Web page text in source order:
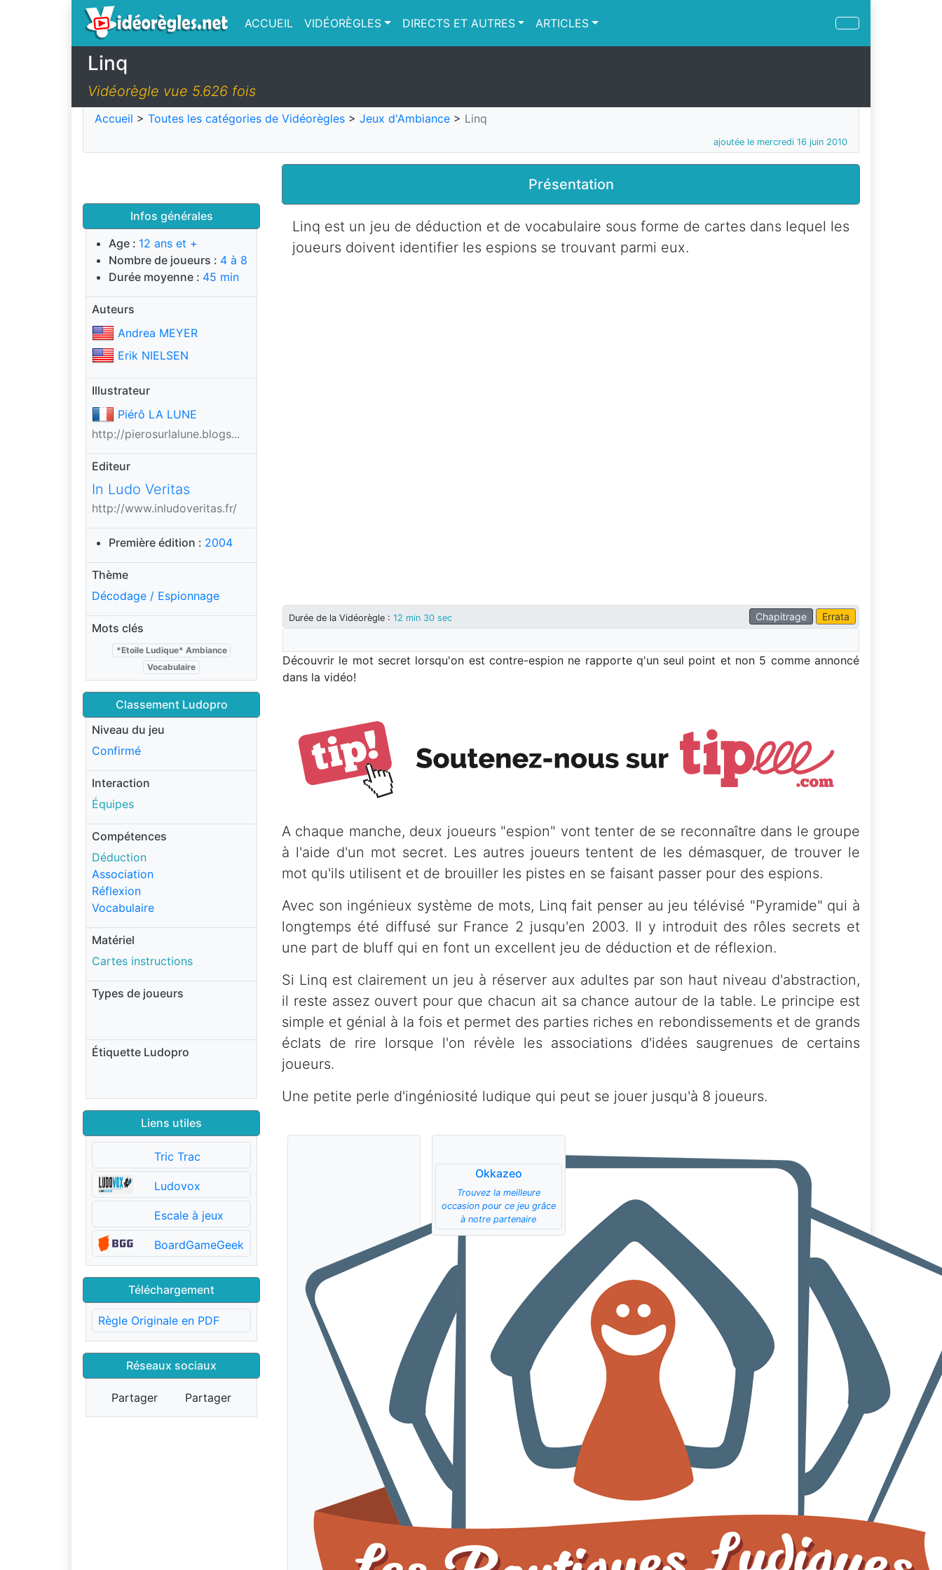
ACCUEIL VIDÉORÈGLES DIRECTS ET AUTRES ARTICLES
Linq
Vidéorègle vue 5.626 fois
Accueil > Toutes les catégories de Vidéorègles > Jeux d'Ambiance > Linq
ajoutée le mercredi 16 juin 2010
Infos générales
Age : 12 ans et +
Nombre de joueurs : 4 à 8
Durée moyenne : 45 min
Auteurs
Andrea MEYER
Erik NIELSEN
Illustrateur
Piérô LA LUNE
http://pierosurlalune.blogs...
Editeur
In Ludo Veritas
http://www.inludoveritas.fr/
Première édition : 2004
Thème
Décodage / Espionnage
Mots clés
*Etoile Ludique* Ambiance
Vocabulaire
Classement Ludopro
Niveau du jeu
Confirmé
Interaction
Équipes
Compétences
Déduction
Association
Réflexion
Vocabulaire
Matériel
Cartes instructions
Types de joueurs
Étiquette Ludopro
Liens utiles
Tric Trac
Ludovox
Escale à jeux
BoardGameGeek
Téléchargement
Règle Originale en PDF
Réseaux sociaux
Partager Partager
Présentation
Linq est un jeu de déduction et de vocabulaire sous forme de cartes dans lequel les
joueurs doivent identifier les espions se trouvant parmi eux.
Durée de la Vidéorègle : 12 min 30 sec Errata
Chapitrage
Découvrir le mot secret lorsqu'on est contre-espion ne rapporte q'un seul point et non 5 comme annoncé
dans la vidéo!
A chaque manche, deux joueurs "espion" vont tenter de se reconnaître dans le groupe
à l'aide d'un mot secret. Les autres joueurs tentent de les démasquer, de trouver le
mot qu'ils utilisent et de brouiller les pistes en se faisant passer pour des espions.
Avec son ingénieux système de mots, Linq fait penser au jeu télévisé "Pyramide" qui à
longtemps été diffusé sur France 2 jusqu'en 2003. Il y introduit des rôles secrets et
une part de bluff qui en font un excellent jeu de déduction et de réflexion.
Si Linq est clairement un jeu à réserver aux adultes par son haut niveau d'abstraction,
il reste assez ouvert pour que chacun ait sa chance autour de la table. Le principe est
simple et génial à la fois et permet des parties riches en rebondissements et de grands
éclats de rire lorsque l'on révèle les associations d'idées saugrenues de certains
joueurs.
Une petite perle d'ingéniosité ludique qui peut se jouer jusqu'à 8 joueurs.
Okkazeo
Trouvez la meilleure
occasion pour ce jeu grâce
à notre partenaire